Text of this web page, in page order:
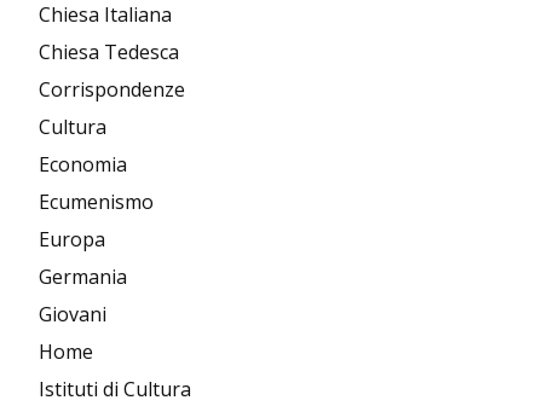
Chiesa Italiana
Chiesa Tedesca
Corrispondenze
Cultura
Economia
Ecumenismo
Europa
Germania
Giovani
Home
Istituti di Cultura